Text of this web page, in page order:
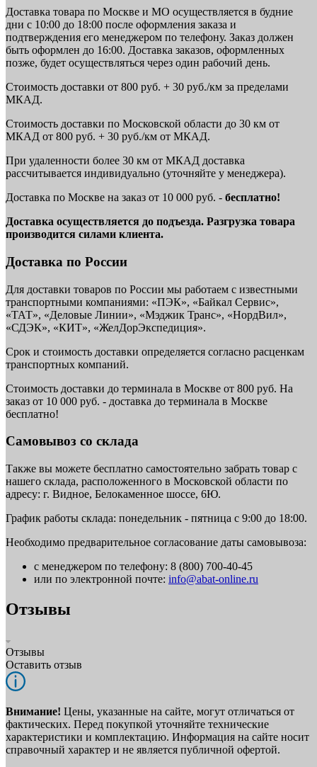
Доставка товара по Москве и МО осуществляется в будние
дни с 10:00 до 18:00 после оформления заказа и
подтверждения его менеджером по телефону. Заказ должен
быть оформлен до 16:00. Доставка заказов, оформленных
позже, будет осуществляться через один рабочий день.
Стоимость доставки от 800 руб. + 30 руб./км за пределами
МКАД.
Стоимость доставки по Московской области до 30 км от
МКАД от 800 руб. + 30 руб./км от МКАД.
При удаленности более 30 км от МКАД доставка
рассчитывается индивидуально (уточняйте у менеджера).
Доставка по Москве на заказ от 10 000 руб. - бесплатно!
Доставка осуществляется до подъезда. Разгрузка товара
производится силами клиента.
Доставка по России
Для доставки товаров по России мы работаем с известными
транспортными компаниями: «ПЭК», «Байкал Сервис»,
«ТАТ», «Деловые Линии», «Мэджик Транс», «НордВил»,
«СДЭК», «КИТ», «ЖелДорЭкспедиция».
Срок и стоимость доставки определяется согласно расценкам
транспортных компаний.
Стоимость доставки до терминала в Москве от 800 руб. На
заказ от 10 000 руб. - доставка до терминала в Москве
бесплатно!
Самовывоз со склада
Также вы можете бесплатно самостоятельно забрать товар с
нашего склада, расположенного в Московской области по
адресу: г. Видное, Белокаменное шоссе, 6Ю.
График работы склада: понедельник - пятница с 9:00 до 18:00.
Необходимо предварительное согласование даты самовывоза:
с менеджером по телефону: 8 (800) 700-40-45
или по электронной почте: info@abat-online.ru
Отзывы
Отзывы
Оставить отзыв
Внимание! Цены, указанные на сайте, могут отличаться от
фактических. Перед покупкой уточняйте технические
характеристики и комплектацию. Информация на сайте носит
справочный характер и не является публичной офертой.